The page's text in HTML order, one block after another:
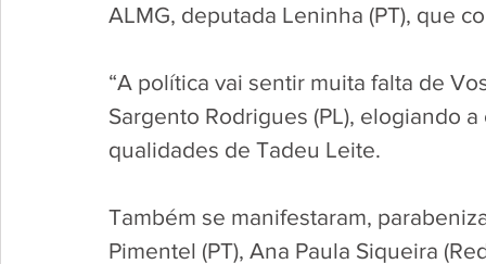
ALMG, deputada Leninha (PT), que
“A política vai sentir muita falta de
Sargento Rodrigues (PL), elogiando
qualidades de Tadeu Leite.
Também se manifestaram,
Pimentel (PT), Ana Paula Siqueira